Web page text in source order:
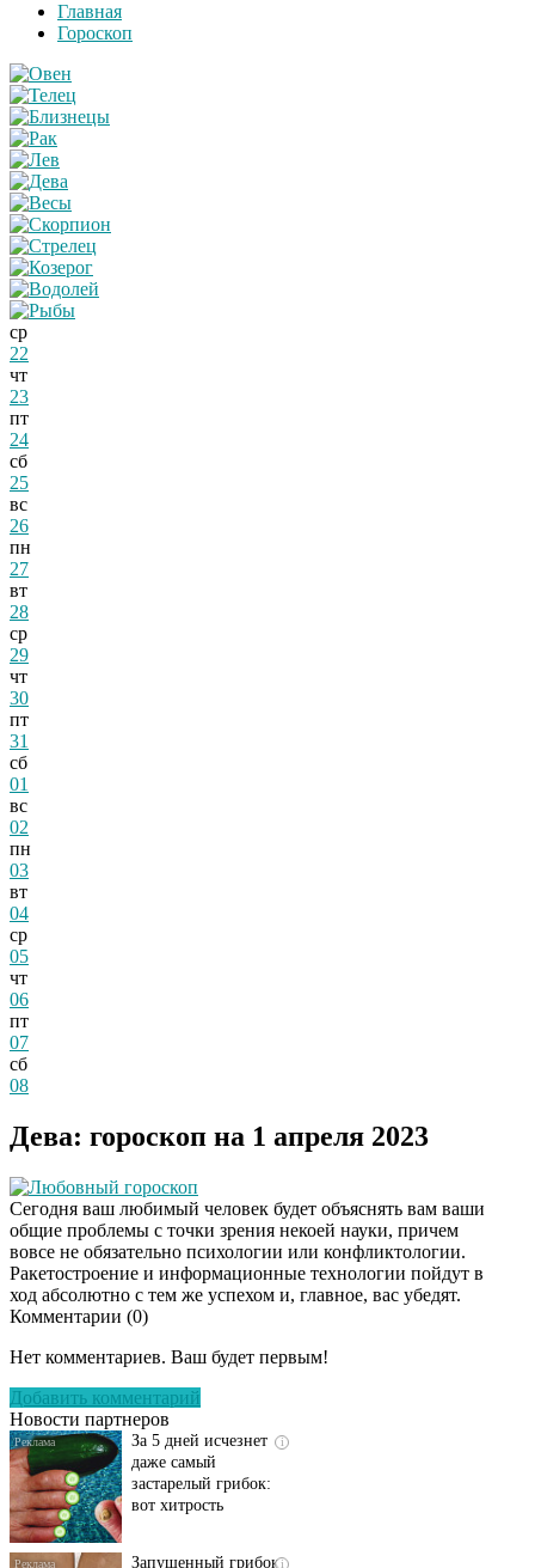
Главная
Гороскоп
ср
22
чт
23
пт
24
сб
25
вс
26
пн
27
вт
28
ср
29
чт
30
пт
31
сб
01
вс
02
пн
03
вт
04
ср
05
чт
06
пт
07
сб
08
Дева: гороскоп на 1 апреля 2023
Любовный гороскоп
Сегодня ваш любимый человек будет объяснять вам ваши
общие проблемы с точки зрения некоей науки, причем
вовсе не обязательно психологии или конфликтологии.
Ракетостроение и информационные технологии пойдут в
ход абсолютно с тем же успехом и, главное, вас убедят.
Комментарии (0)
Нет комментариев. Ваш будет первым!
Добавить комментарий
Новости партнеров
Даже самый
запущенный грибок
исчезнет с корнем,
если перед сном…
Этот трюк уничтожает
i
За 5 дней исчезнет
даже самый
застарелый грибок:
вот хитрость
i
Запущенный грибок